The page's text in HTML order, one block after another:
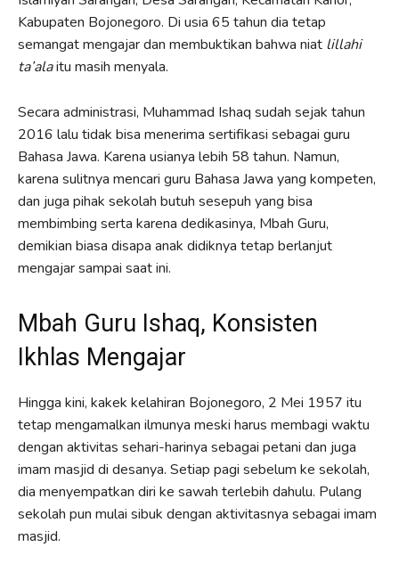
Kabupaten Bojonegoro. Di usia 65 tahun dia tetap
semangat mengajar dan membuktikan bahwa niat lillahi
ta’alaitu masih menyala.
Secara administrasi, Muhammad Ishaq sudah sejak tahun
2016 lalu tidak bisa menerima sertifikasi sebagai guru
Bahasa Jawa. Karena usianya lebih 58 tahun. Namun,
karena sulitnya mencari guru Bahasa Jawa yang kompeten,
dan juga pihak sekolah butuh sesepuh yang bisa
membimbing serta karena dedikasinya, Mbah Guru,
demikian biasa disapa anak didiknya tetap berlanjut
mengajar sampai saat ini.
Mbah Guru Ishaq, Konsisten
Ikhlas Mengajar
Hingga kini, kakek kelahiran Bojonegoro, 2 Mei 1957 itu
tetap mengamalkan ilmunya meski harus membagi waktu
dengan aktivitas sehari-harinya sebagai petani dan juga
imam masjid di desanya. Setiap pagi sebelum ke sekolah,
dia menyempatkan diri ke sawah terlebih dahulu. Pulang
sekolah pun mulai sibuk dengan aktivitasnya sebagai imam
masjid.